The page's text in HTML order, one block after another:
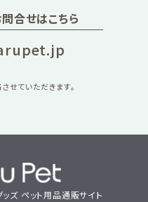
合せはこちら
せていただきます。
ズ ペット用品通販サイト